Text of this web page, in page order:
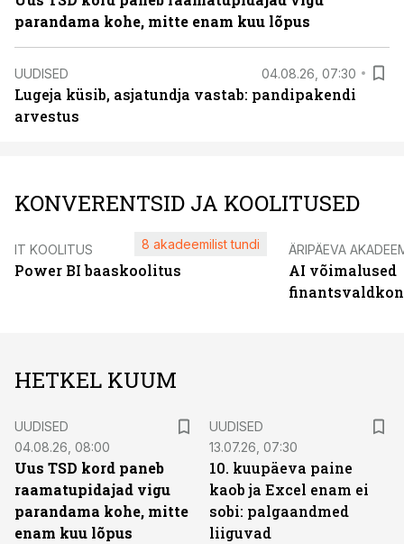
parandama kohe, mitte enam kuu lõpus
UUDISED 04.08.26, 07:30
Lugeja küsib, asjatundja vastab: pandipakendi
arvestus
KONVERENTSID JA KOOLITUSED
IT KOOLITUS
Power BI baaskoolitus
8 akadeemilist tundi ÄRIPÄEVA
AI võimalused
HETKEL KUUM
UUDISED
04.08.26, 08:00
Uus TSD kord paneb
raamatupidajad vigu
parandama kohe, mitte
enam kuu lõpus
UUDISED
13.07.26, 07:30
10. kuupäeva paine
kaob ja Excel enam ei
sobi: palgaandmed
liiguvad